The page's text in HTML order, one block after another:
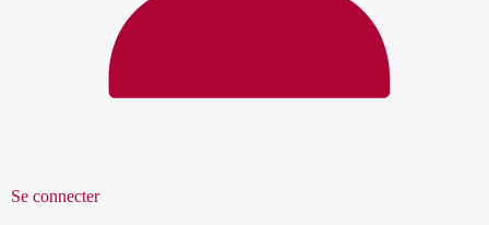
Se connecter